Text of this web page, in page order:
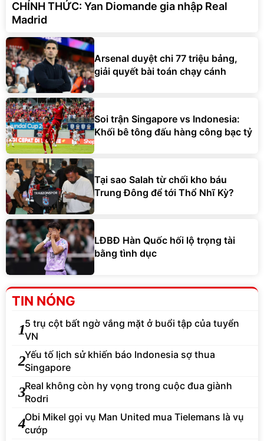
CHÍNH THỨC: Yan Diomande gia nhập Real
Madrid
Arsenal duyệt chi 77 triệu bảng,
giải quyết bài toán chạy cánh
Soi trận Singapore vs Indonesia:
Khối bê tông đấu hàng công bạc tỷ
Tại sao Salah từ chối kho báu
Trung Đông để tới Thổ Nhĩ Kỳ?
LĐBĐ Hàn Quốc hối lộ trọng tài
bằng tình dục
TIN NÓNG
15 trụ cột bất ngờ vắng mặt ở buổi tập của tuyển
VN
2Yếu tố lịch sử khiến báo Indonesia sợ thua
Singapore
3Real không còn hy vọng trong cuộc đua giành
Rodri
4Obi Mikel gọi vụ Man United mua Tielemans là vụ
cướp